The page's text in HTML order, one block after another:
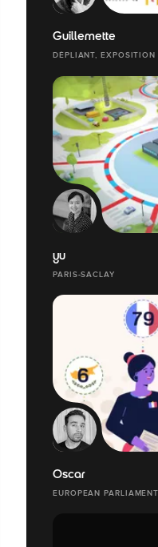
Guillemette
DÉPLIANT,
yu
PARIS-SACLAY
Oscar
EUROPEAN